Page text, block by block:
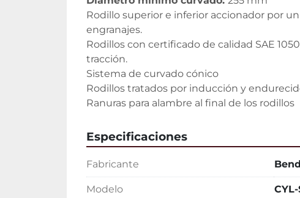
Rodillo superior e inferior accionador por
engranajes.
Rodillos con certificado de calidad SAE
tracción.
Sistema de curvado cónico
Rodillos tratados por inducción y
Ranuras para alambre al final de los rodillos
Especificaciones
Fabricante
Modelo